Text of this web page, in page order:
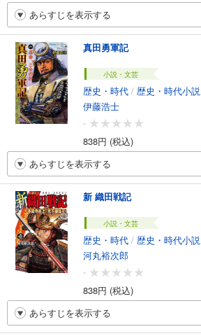
あらすじを表示する
真田勇軍記
小説・文芸
歴史・時代 / 歴史・時代小説
伊藤浩士
-
838円 (税込)
あらすじを表示する
新 織田戦記
小説・文芸
歴史・時代 / 歴史・時代小説
河丸裕次郎
-
838円 (税込)
あらすじを表示する